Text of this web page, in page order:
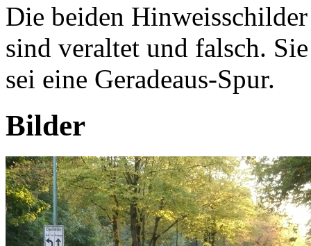
Die beiden
sind veraltet und falsch.
sei eine Geradeaus-Spur.
Bilder